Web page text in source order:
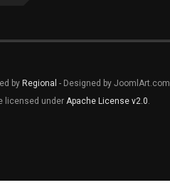
by Regional - Designed by JoomlArt.com.
licensed under Apache License v2.0